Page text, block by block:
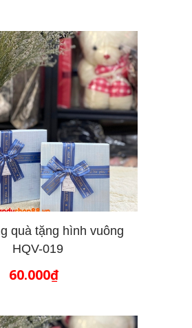
quà tặng hình vuông
HQV-019
60.000₫